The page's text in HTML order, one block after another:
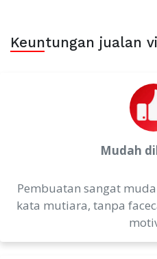
Keuntungan jualan
Mudah
Pembuatan sangat
kata mutiara, tanpa